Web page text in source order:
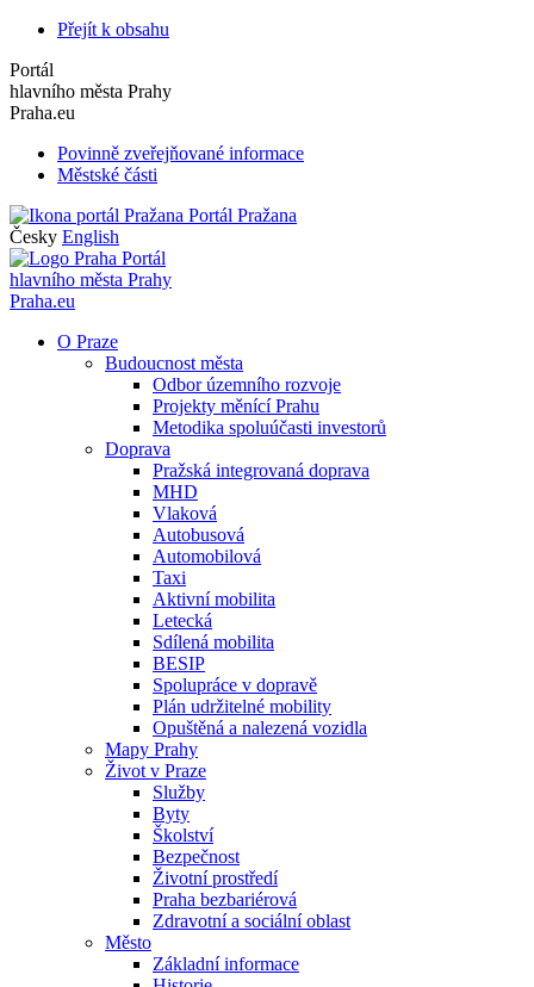
Přejít k obsahu
Portál
hlavního města Prahy
Praha.eu
Povinně zveřejňované informace
Městské části
Portál Pražana
Česky English
Portál
hlavního města Prahy
Praha.eu
O Praze
Budoucnost města
Odbor územního rozvoje
Projekty měnící Prahu
Metodika spoluúčasti investorů
Doprava
Pražská integrovaná doprava
MHD
Vlaková
Autobusová
Automobilová
Taxi
Aktivní mobilita
Letecká
Sdílená mobilita
BESIP
Spolupráce v dopravě
Plán udržitelné mobility
Opuštěná a nalezená vozidla
Mapy Prahy
Život v Praze
Služby
Byty
Školství
Bezpečnost
Životní prostředí
Praha bezbariérová
Zdravotní a sociální oblast
Město
Základní informace